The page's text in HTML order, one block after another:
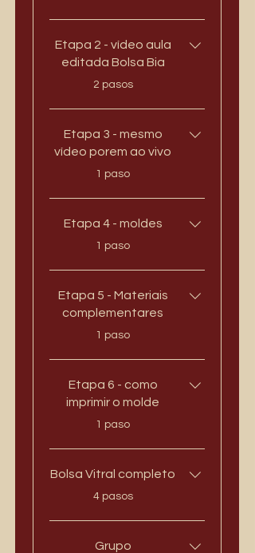
Etapa 2 - vídeo aula
editada Bolsa Bia
.
2 pasos
Etapa 3 - mesmo
vídeo porem ao vivo
.
1 paso
Etapa 4 - moldes
.
1 paso
Etapa 5 - Materiais
complementares
.
1 paso
Etapa 6 - como
imprimir o molde
.
1 paso
Bolsa Vitral completo
.
4 pasos
Grupo